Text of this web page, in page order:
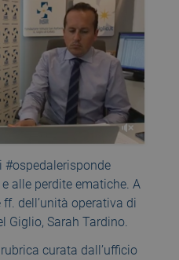
#ospedalerisponde
alle perdite ematiche. A
dell’unità operativa di
Giglio, Sarah Tardino.
curata dall’ufficio